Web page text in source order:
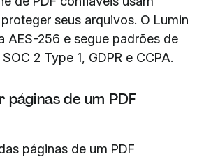
seus arquivos. O Lumin
AES-256 e segue padrões de
2 Type 1, GDPR e CCPA.
páginas de um PDF
páginas de um PDF